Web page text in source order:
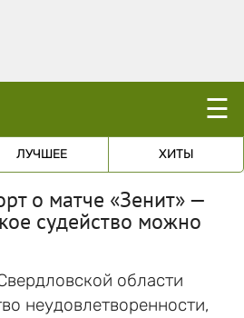
☰
ЛУЧШЕЕ ХИТЫ
о матче «Зенит» —
судейство можно
области
неудовлетворенности,